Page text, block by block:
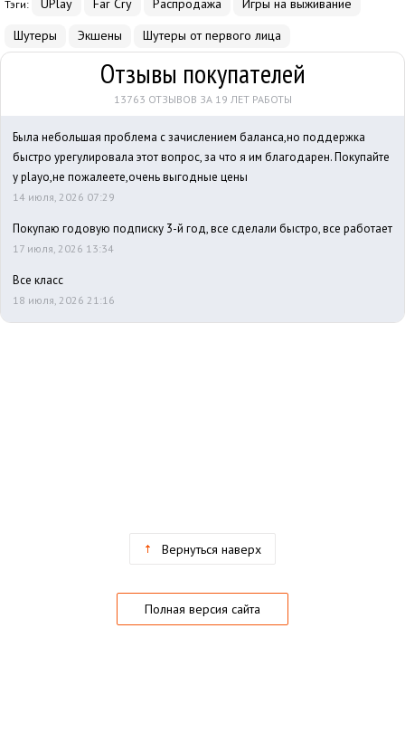
Тэги: UPlay Far Cry Распродажа
Игры на выживание
Шутеры
Экшены Шутеры от первого лица
Отзывы покупателей
13763 ОТЗЫВОВ ЗА 19 ЛЕТ РАБОТЫ
Была небольшая проблема с зачислением баланса,но поддержка
быстро урегулировала этот вопрос, за что я им благодарен. Покупайте
у playo,не пожалеете,очень выгодные цены
14 июля, 2026 07:29
Покупаю годовую подписку 3-й год, все сделали быстро, все работает
17 июля, 2026 13:34
Все класс
18 июля, 2026 21:16
Вернуться наверх
Полная версия сайта